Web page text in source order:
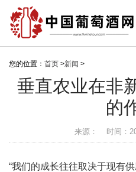
您的位置： 首页 >新闻 >
垂直农业在非
的
来源： 时间：
“我们的成长往往取决于现有